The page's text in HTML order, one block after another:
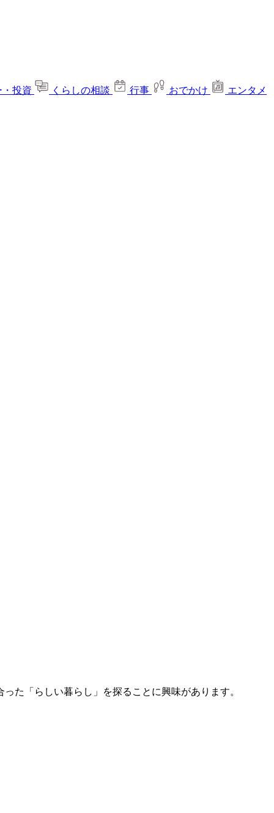
投資 くらしの相談 行事 おでかけ エンタメ
た「らしい暮らし」を探ることに興味があります。